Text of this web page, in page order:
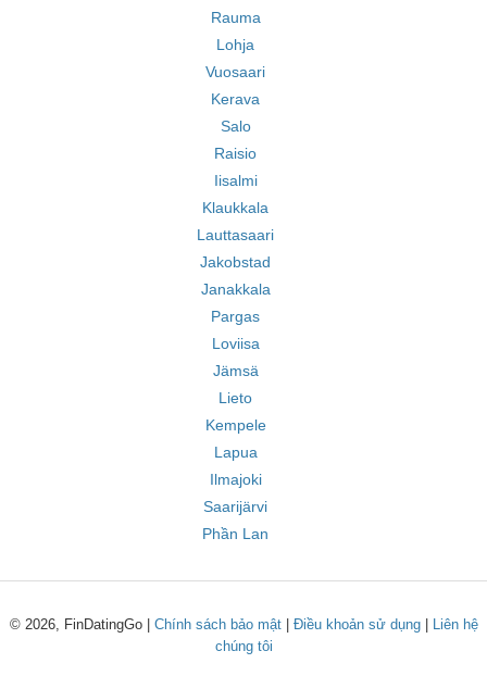
Rauma
Lohja
Vuosaari
Kerava
Salo
Raisio
Iisalmi
Klaukkala
Lauttasaari
Jakobstad
Janakkala
Pargas
Loviisa
Jämsä
Lieto
Kempele
Lapua
Ilmajoki
Saarijärvi
Phần Lan
© 2026, FinDatingGo | Chính sách bảo mật| Điều khoản sử dụng|
Liên hệ
chúng tôi